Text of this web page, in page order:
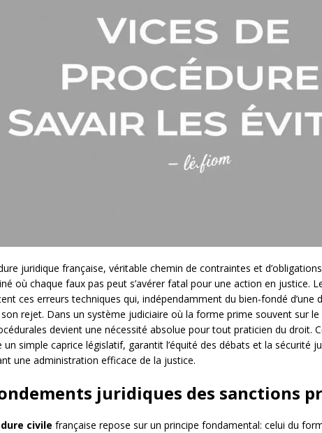
juridique française, véritable chemin de contraintes et
où chaque faux pas peut s’avérer fatal pour une action en justice.
ces erreurs techniques qui, indépendamment du bien-fondé d’une
rejet. Dans un système judiciaire où la forme prime souvent sur
devient une nécessité absolue pour tout praticien du droit.
un simple caprice législatif, garantit l’équité des débats et la sécurité
une administration efficace de la justice.
juridiques des sanctions
civile française repose sur un principe fondamental: celui du